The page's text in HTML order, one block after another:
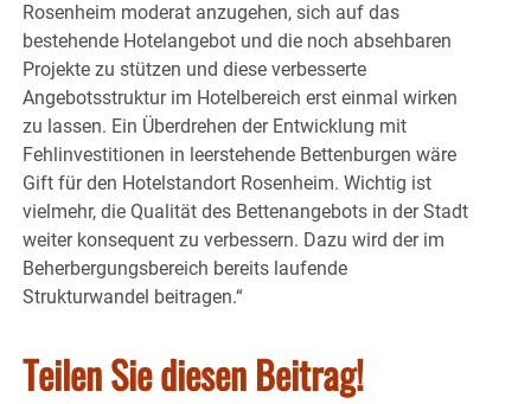
Rosenheim moderat anzugehen, sich auf das
bestehende Hotelangebot und die noch absehbaren
Projekte zu stützen und diese verbesserte
Angebotsstruktur im Hotelbereich erst einmal wirken
zu lassen. Ein Überdrehen der Entwicklung mit
Fehlinvestitionen in leerstehende Bettenburgen wäre
Gift für den Hotelstandort Rosenheim. Wichtig ist
vielmehr, die Qualität des Bettenangebots in der Stadt
weiter konsequent zu verbessern. Dazu wird der im
Beherbergungsbereich bereits laufende
Strukturwandel beitragen.“
Teilen Sie diesen Beitrag!